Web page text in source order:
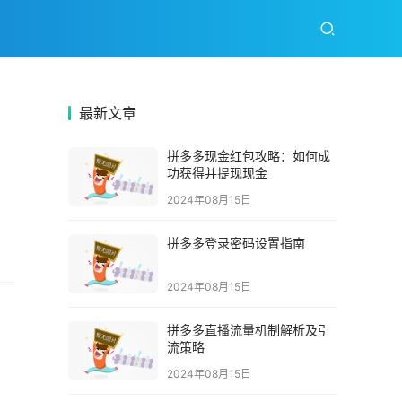
最新文章
拼多多现金红包攻略：如何成
功获得并提现现金
2024年08月15日
拼多多登录密码设置指南
2024年08月15日
拼多多直播流量机制解析及引
流策略
2024年08月15日